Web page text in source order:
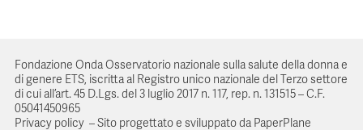
Fondazione Onda Osservatorio nazionale sulla salute della donna e
di genere ETS, iscritta al Registro unico nazionale del Terzo settore
di cui all’art. 45 D.Lgs. del 3 luglio 2017 n. 117, rep. n. 131515 – C.F.
05041450965
Privacy policy –Sito progettato e sviluppato da PaperPlane